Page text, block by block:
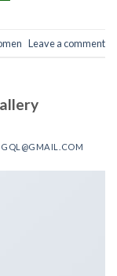
Leave a comment